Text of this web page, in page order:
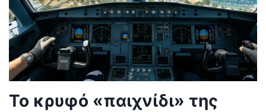
Το κρυφό «παιχνίδι» της